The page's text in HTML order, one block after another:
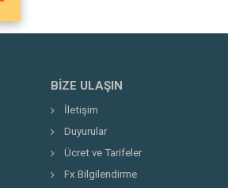
BIZE ULAŞIN
İletişim
Duyurular
Ücret ve Tarifeler
Fx Bilgilendirme